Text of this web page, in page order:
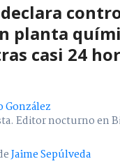
planta
casi 24
Editor nocturno en
Jaime Sepúlveda